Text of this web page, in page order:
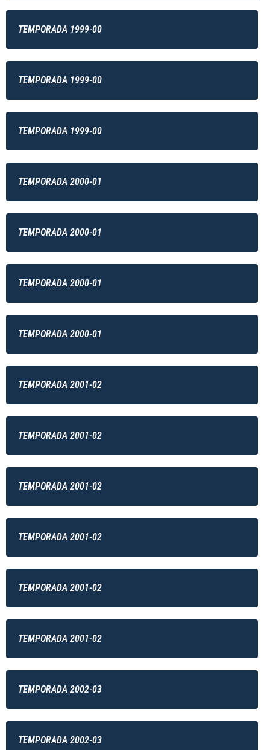
TEMPORADA 1999-00
TEMPORADA 1999-00
TEMPORADA 1999-00
TEMPORADA 2000-01
TEMPORADA 2000-01
TEMPORADA 2000-01
TEMPORADA 2000-01
TEMPORADA 2001-02
TEMPORADA 2001-02
TEMPORADA 2001-02
TEMPORADA 2001-02
TEMPORADA 2001-02
TEMPORADA 2001-02
TEMPORADA 2002-03
TEMPORADA 2002-03